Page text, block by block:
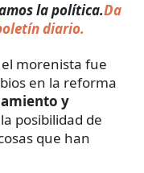
la política.Da
diario.
morenista fue
en la reforma
y
posibilidad de
que han